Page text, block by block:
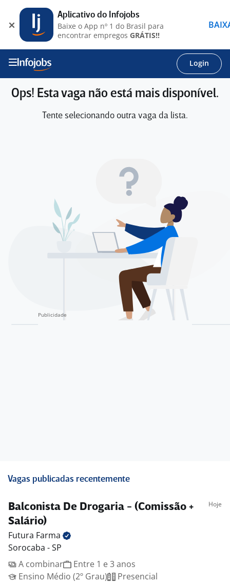
Login
Ops! Esta vaga não está mais disponível.
Tente selecionando outra vaga da lista.
Vagas publicadas recentemente
Balconista De Drogaria - (Comissão +
Salário)
Hoje
Futura Farma
Sorocaba - SP
A combinar
Entre 1 e 3 anos
Ensino Médio (2º Grau)
Presencial
Aplicativo do Infojobs
Baixe o App nº 1 do Brasil para
encontrar empregos GRÁTIS!!